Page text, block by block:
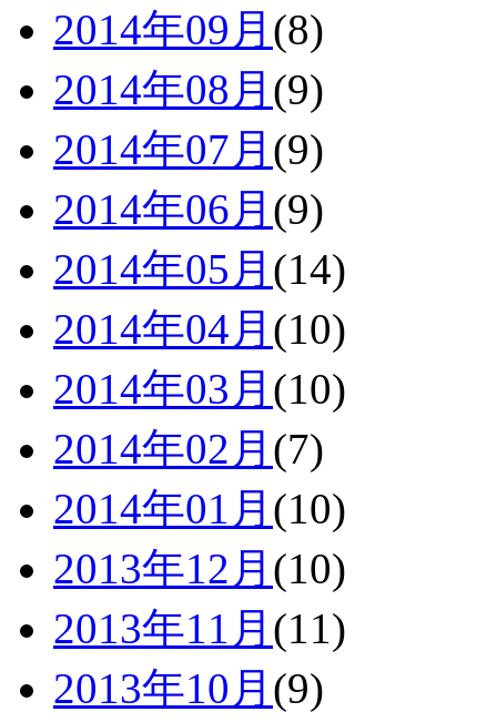
2014年09月 (8)
2014年08月 (9)
2014年07月 (9)
2014年06月 (9)
2014年05月 (14)
2014年04月 (10)
2014年03月 (10)
2014年02月 (7)
2014年01月 (10)
2013年12月 (10)
2013年11月 (11)
2013年10月 (9)